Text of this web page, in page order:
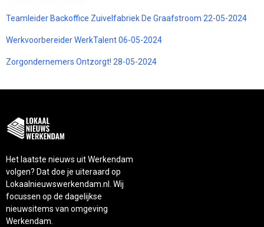
Teamleider Backoffice Zuivelfabriek De Graafstroom 22-05-2024
Werkvoorbereider WerkTalent 06-05-2024
Zorgondernemers Ontzorgt! 28-05-2024
Het laatste nieuws uit Werkendam
volgen? Dat doe je uiteraard op
Lokaalnieuwswerkendam.nl. Wij
focussen op de dagelijkse
nieuwsitems van omgeving
Werkendam.